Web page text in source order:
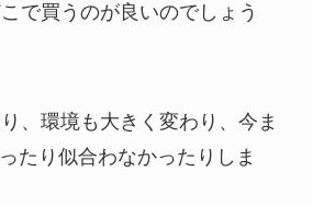
で買うのが良いのでしょう
、環境も大きく変わり、今ま
たり似合わなかったりしま